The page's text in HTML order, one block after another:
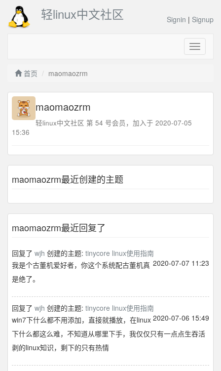
轻linux中文社区 Signin | Signup
Toggle
首页
maomaozrm
maomaozrm
轻linux中文社区 第 54 号会员，加入于 2020-07-05
15:36
maomaozrm最近创建的主题
maomaozrm最近回复了
回复了 wjh 创建的主题: tinycore linux使用指南
2020-07-07 11:23
我是个古董机爱好者，你这个系统配古董机真
是绝了。
回复了 wjh 创建的主题: tinycore linux使用指南
2020-07-06 15:49
win7下什么都不用添加，直接就播放，在linux
下什么都这么难，不知道从哪里下手，我仅仅只有一点点生吞活
剥的linux知识，剩下的只有热情